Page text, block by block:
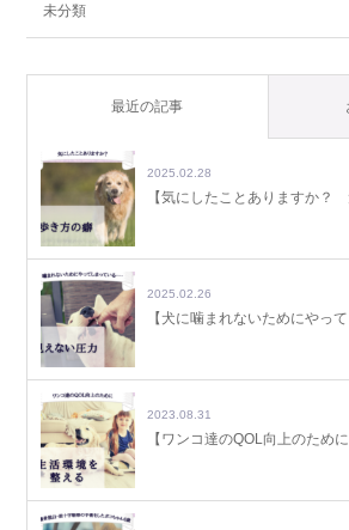
未分類
最近の記事
2025.02.28
【気にしたことありますか？
2025.02.26
【犬に噛まれないためにやっ
2023.08.31
【ワンコ達のQOL向上のため